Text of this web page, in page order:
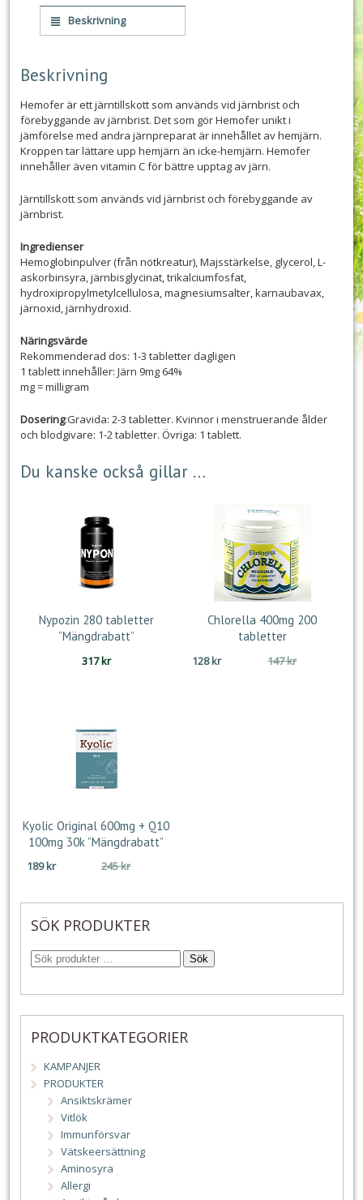
Beskrivning
Beskrivning
Hemofer är ett järntillskott som används vid järnbrist och
förebyggande av järnbrist. Det som gör Hemofer unikt i
jämförelse med andra järnpreparat är innehållet av hemjärn.
Kroppen tar lättare upp hemjärn än icke-hemjärn. Hemofer
innehåller även vitamin C för bättre upptag av järn.
Järntillskott som används vid järnbrist och förebyggande av
järnbrist.
Ingredienser
Hemoglobinpulver (från nötkreatur), Majsstärkelse, glycerol, L-
askorbinsyra, järnbisglycinat, trikalciumfosfat,
hydroxipropylmetylcellulosa, magnesiumsalter, karnaubavax,
järnoxid, järnhydroxid.
Näringsvärde
Rekommenderad dos: 1-3 tabletter dagligen
1 tablett innehåller: Järn 9mg 64%
mg = milligram
Dosering:Gravida: 2-3 tabletter. Kvinnor i menstruerande ålder
och blodgivare: 1-2 tabletter. Övriga: 1 tablett.
Du kanske också gillar …
Nypozin 280 tabletter
”Mängdrabatt”
317kr
Chlorella 400mg 200
tabletter
147krDet
128kr
Det
Kyolic Original 600mg + Q10
100mg 30k ”Mängdrabatt”
245krDet
priset
245 kr.
189kr
Det
priset
189 kr.
SÖK PRODUKTER
Sök
PRODUKTKATEGORIER
KAMPANJER
PRODUKTER
Ansiktskrämer
Vitlök
Immunförsvar
Vätskeersättning
Aminosyra
Allergi